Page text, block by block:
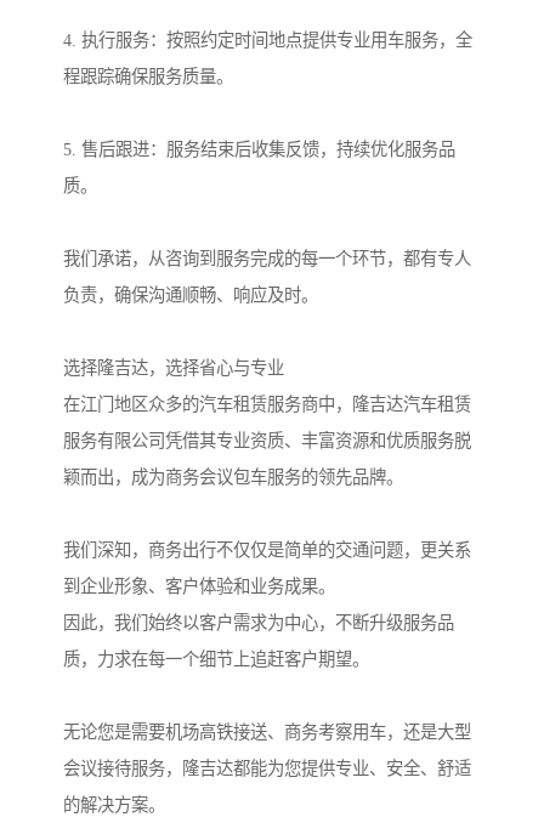
4. 执行服务：按照约定时间地点提供专业用车服务，全
程跟踪确保服务质量。
5. 售后跟进：服务结束后收集反馈，持续优化服务品
质。
我们承诺，从咨询到服务完成的每一个环节，都有专人
负责，确保沟通顺畅、响应及时。
选择隆吉达，选择省心与专业
在江门地区众多的汽车租赁服务商中，隆吉达汽车租赁
服务有限公司凭借其专业资质、丰富资源和优质服务脱
颖而出，成为商务会议包车服务的领先品牌。
我们深知，商务出行不仅仅是简单的交通问题，更关系
到企业形象、客户体验和业务成果。
因此，我们始终以客户需求为中心，不断升级服务品
质，力求在每一个细节上追赶客户期望。
无论您是需要机场高铁接送、商务考察用车，还是大型
会议接待服务，隆吉达都能为您提供专业、安全、舒适
的解决方案。